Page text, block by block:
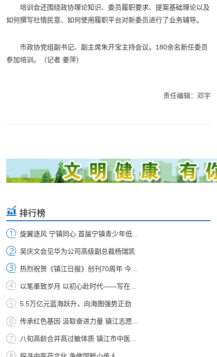
培训会还围绕政协理论知识、委员履职要求、提案基础理论以及
如何撰写社情民意、如何使用履职平台对新委员进行了业务辅导。
市政协党组副书记、副主席朱开宝主持会议。180余名新任委员
参加培训。
（记者 姜萍）
责任编辑：邓宇
排行榜
旋翼逐风 宁镇同心 首届宁镇青少年低...
吴庆文会见华为公司高级副总裁杨瑞凯
热烈祝贺《镇江日报》创刊70周年 今...
以笔墨致岁月 以初心赴时代——写在...
5.5万亿元蓝海跃升，向海图强势正劲
传承红色基因 汲取奋进力量 镇江志愿...
八旬高龄合并高过敏体质 镇江市中医...